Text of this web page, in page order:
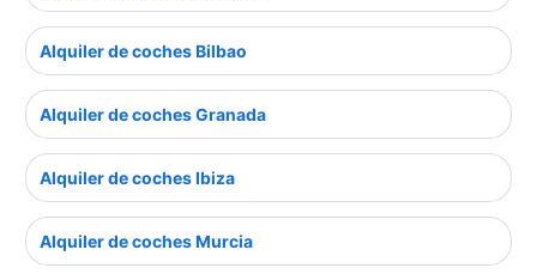
Alquiler de coches Bilbao
Alquiler de coches Granada
Alquiler de coches Ibiza
Alquiler de coches Murcia